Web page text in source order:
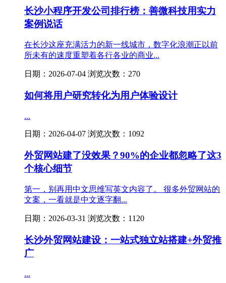
长沙小程序开发公司排行榜：善微科技用实力
案例说话
在长沙这座充满活力的新一线城市，数字化浪潮正以前
所未有的速度重塑着各行各业的商业...
日期：2026-07-04 浏览次数：270
如何将用户研究转化为用户体验设计
...
日期：2026-04-07 浏览次数：1092
外贸网站建了没效果？90%的企业都忽略了这3
个核心细节
第一，别再用中文思维写英文内容了。 很多外贸网站的
文案，一看就是中文逐字翻...
日期：2026-03-31 浏览次数：1120
长沙外贸网站建设：一站式独立站搭建+外贸推
广
...